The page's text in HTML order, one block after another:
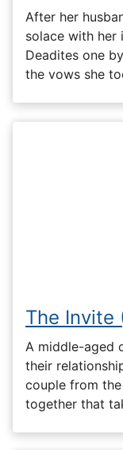
After her
solace with her
Deadites one
the vows she
The Invite
A middle-aged
their
couple from
together that